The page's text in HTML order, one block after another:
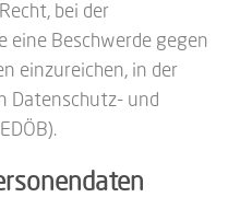
bei der
eine Beschwerde gegen
einzureichen, in der
Datenschutz- und